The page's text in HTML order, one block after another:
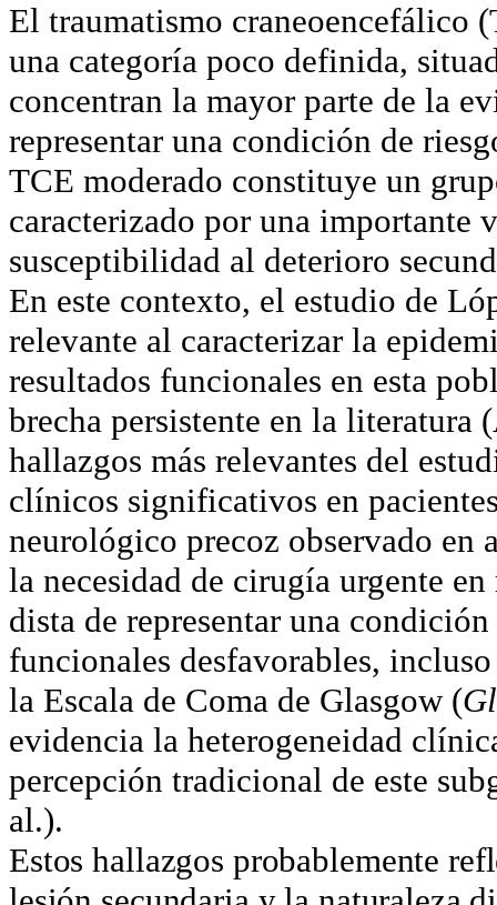
El traumatismo craneoencefálico
una categoría poco definida,
concentran la mayor parte de la
representar una condición de
TCE moderado constituye un
caracterizado por una
susceptibilidad al deterioro
En este contexto, el estudio de
relevante al caracterizar la
resultados funcionales en esta
brecha persistente en la literatura
hallazgos más relevantes del
clínicos significativos en
neurológico precoz observado en
la necesidad de cirugía urgente
dista de representar una
funcionales desfavorables,
la Escala de Coma de Glasgow (
evidencia la heterogeneidad
percepción tradicional de este
al.).
Estos hallazgos probablemente